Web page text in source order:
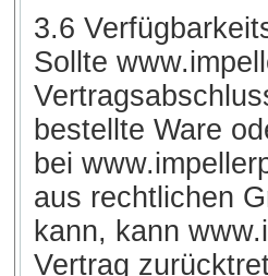
3.6
Sollte
bestellte Ware
bei
aus rechtlichen
kann, kann
Vertrag